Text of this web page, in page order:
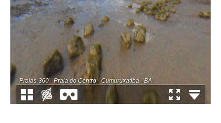
Praias-360 - Praia do Centro - Cumuruxatiba - BA